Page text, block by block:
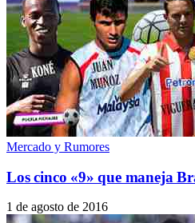
Mercado y Rumores
Los cinco «9» que maneja
1 de agosto de 2016